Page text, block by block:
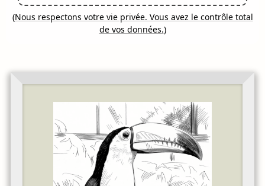
(Nous respectons votre vie privée. Vous avez le contrôle total
de vos données.)